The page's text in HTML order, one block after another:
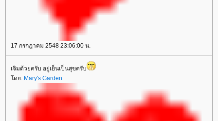
17 กรกฎาคม 2548 23:06:00 น.
เจิมด้วยครับ อยู่เย็นเป็นสุขครับ
ดย: Mary's Garden